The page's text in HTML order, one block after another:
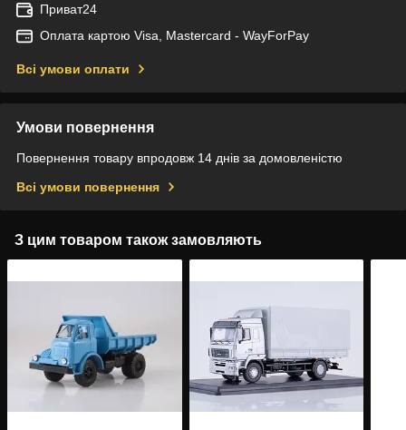
Приват24
Оплата картою Visa, Mastercard - WayForPay
Всі умови оплати
Умови повернення
Повернення товару впродовж 14 днів за домовленістю
Всі умови повернення
З цим товаром також замовляють